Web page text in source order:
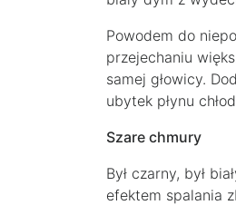
Powodem do
przejechaniu
samej głowicy.
ubytek płynu
Szare chmury
Był czarny, był
efektem spalania